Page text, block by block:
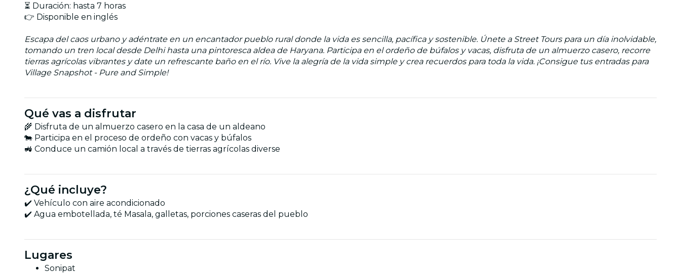
⏳ Duración: hasta 7 horas
👉 Disponible en inglés
Escapa del caos urbano y adéntrate en un encantador pueblo rural donde la vida es sencilla, pacífica y sostenible. Únete a Street Tours para un día inolvidable,
tomando un tren local desde Delhi hasta una pintoresca aldea de Haryana. Participa en el ordeño de búfalos y vacas, disfruta de un almuerzo casero, recorre
tierras agrícolas vibrantes y date un refrescante baño en el río. Vive la alegría de la vida simple y crea recuerdos para toda la vida. ¡Consigue tus entradas para
Village Snapshot - Pure and Simple!
Qué vas a disfrutar
🌾 Disfruta de un almuerzo casero en la casa de un aldeano
🐄 Participa en el proceso de ordeño con vacas y búfalos
🚜 Conduce un camión local a través de tierras agrícolas diverse
¿Qué incluye?
✔️ Vehículo con aire acondicionado
✔️ Agua embotellada, té Masala, galletas, porciones caseras del pueblo
Lugares
Sonipat